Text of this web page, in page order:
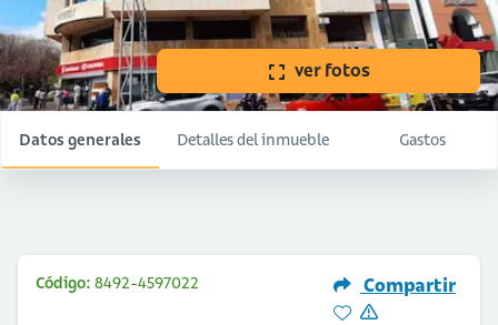
ver fotos
Datos generales Detalles del inmueble Gastos
Código: 8492-4597022 Compartir